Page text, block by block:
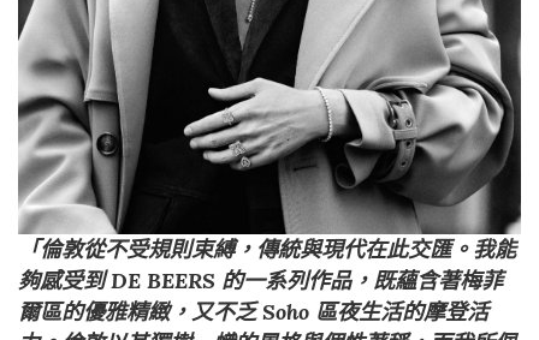
「倫敦從不受規則束縛，傳統與現代在此交匯。我能
夠感受到 DE BEERS 的一系列作品，既蘊含著梅菲
爾區的優雅精緻，又不乏 Soho 區夜生活的摩登活